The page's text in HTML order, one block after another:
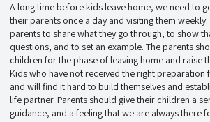
A long time before kids leave home, we need to
their parents once a day and visiting them
parents to share what they go through, to show
questions, and to set an example. The parents
children for the phase of leaving home and raise
Kids who have not received the right preparation
and will find it hard to build themselves and
life partner. Parents should give their children a
guidance, and a feeling that we are always there